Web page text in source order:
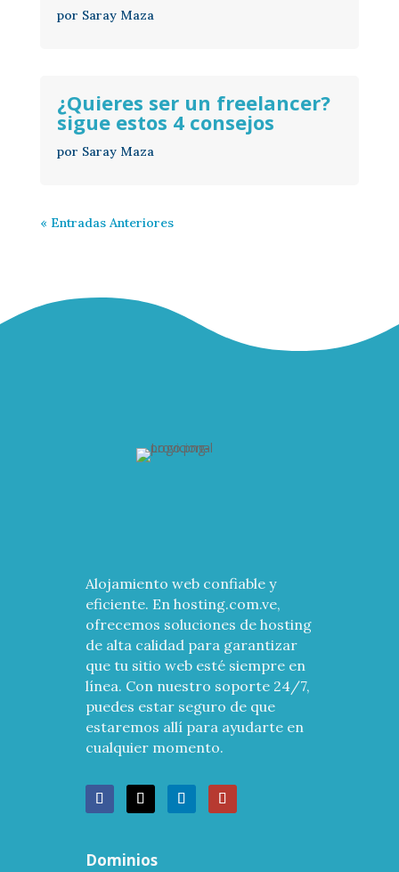
por Saray Maza
¿Quieres ser un freelancer?
sigue estos 4 consejos
por Saray Maza
« Entradas Anteriores
Alojamiento web confiable y
eficiente. En hosting.com.ve,
ofrecemos soluciones de hosting
de alta calidad para garantizar
que tu sitio web esté siempre en
línea. Con nuestro soporte 24/7,
puedes estar seguro de que
estaremos allí para ayudarte en
cualquier momento.
Dominios